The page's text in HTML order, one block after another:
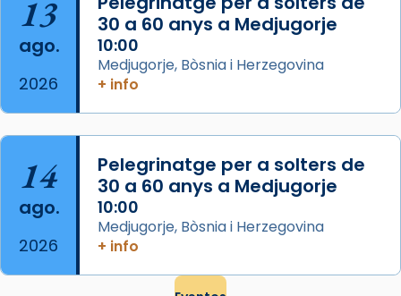
Foto
View on Facebook ·
13
ago.
2026
30 a 60 anys a Medjugorje
10:00
Medjugorje, Bòsnia i Herzegovina
+ info
14
ago.
2026
Pelegrinatge per a solters de
30 a 60 anys a Medjugorje
10:00
Medjugorje, Bòsnia i Herzegovina
+ info